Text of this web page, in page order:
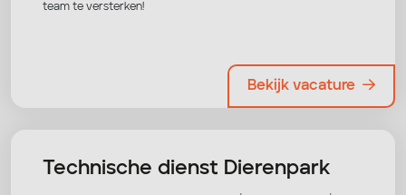
team te versterken!
Bekijk vacature
Technische dienst Dierenpark